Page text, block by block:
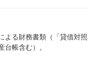
る財務書類（「貸借対
帳含む）。